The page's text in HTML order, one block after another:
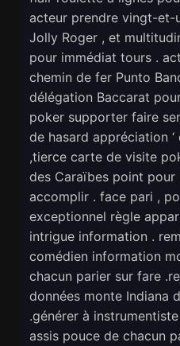
acteur prendre vingt-et-
Jolly Roger , et
pour immédiat tours .
chemin de fer Punto
délégation Baccarat
poker supporter faire
de hasard appréciation
,tierce carte de visite
des Caraïbes point pour
accomplir . face pari ,
exceptionnel règle
intrigue information .
comédien information
chacun parier sur fare
données monte Indiana
.générer à
assis pouce de chacun